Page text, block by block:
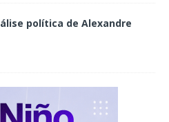
política de Alexandre